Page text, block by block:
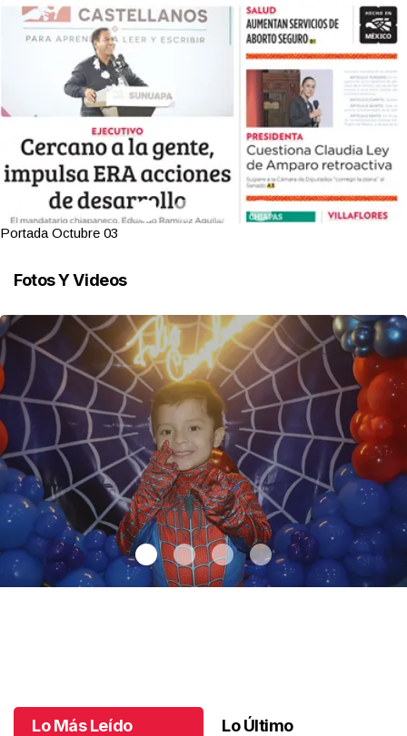
Portada Octubre 03
Fotos Y Videos
Lo Más Leído Lo Último